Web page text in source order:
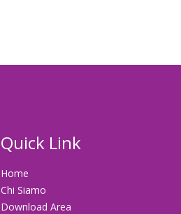
Quick Link
Home
Chi Siamo
Download Area